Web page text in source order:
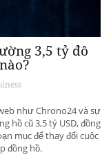
3,5 tỷ đô
như Chrono24 và sự
hồ cũ 3,5 tỷ USD, đồng
mục để thay đổi cuộc
đồng hồ.